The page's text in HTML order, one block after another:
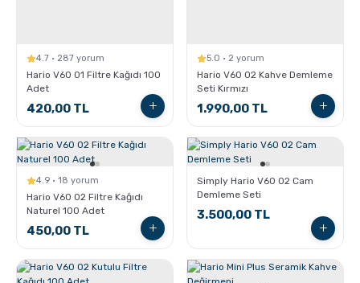
4.7 · 287 yorum
Hario V60 01 Filtre Kağıdı 100
Adet
420,00 TL
5.0 · 2 yorum
Hario V60 02 Kahve Demleme
Seti Kırmızı
1.990,00 TL
4.9 · 18 yorum
Hario V60 02 Filtre Kağıdı
Naturel 100 Adet
450,00 TL
Simply Hario V60 02 Cam
Demleme Seti
3.500,00 TL